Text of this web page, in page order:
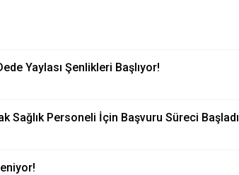
Yaylası Şenlikleri Başlıyor!
Sağlık Personeli İçin Başvuru Süreci Başladı